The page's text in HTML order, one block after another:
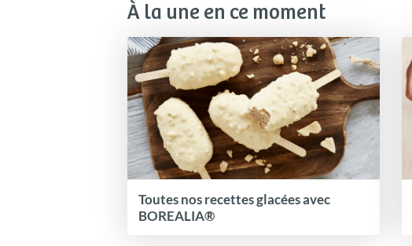
À la une en ce moment
Toutes nos recettes glacées avec
BOREALIA®